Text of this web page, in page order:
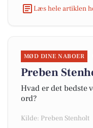
Læs hele artiklen
MØD DINE NABOER
Preben
Hvad er det bedste
ord?
Kilde: Preben Stenholt